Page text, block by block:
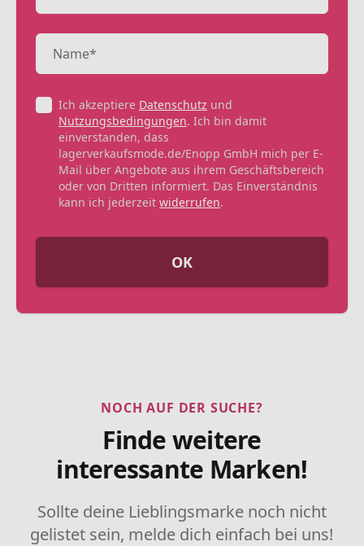
Ich akzeptiere Datenschutz und
Nutzungsbedingungen. Ich bin damit
einverstanden, dass
lagerverkaufsmode.de/Enopp GmbH mich per E-
Mail über Angebote aus ihrem Geschäftsbereich
oder von Dritten informiert. Das Einverständnis
kann ich jederzeit widerrufen.
OK
NOCH AUF DER SUCHE?
Finde weitere
interessante Marken!
Sollte deine Lieblingsmarke noch nicht
gelistet sein, melde dich einfach bei uns!